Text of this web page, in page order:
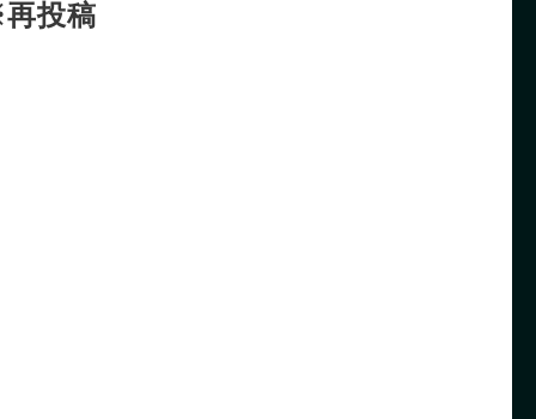
投稿